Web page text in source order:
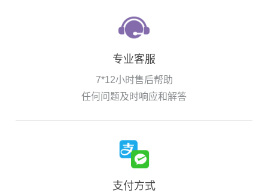
专业客服
7*12小时售后帮助
任何问题及时响应和解答
支付方式